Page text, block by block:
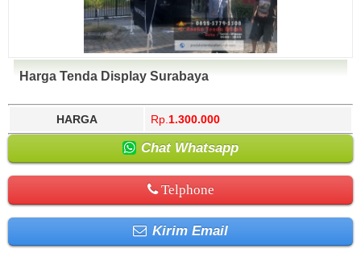
Harga Tenda Display Surabaya
HARGA Rp. 1.300.000
Chat Whatsapp
Telphone
Kirim Email